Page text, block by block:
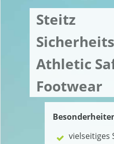
Steitz
Athletic
Footwear
vielseitiges